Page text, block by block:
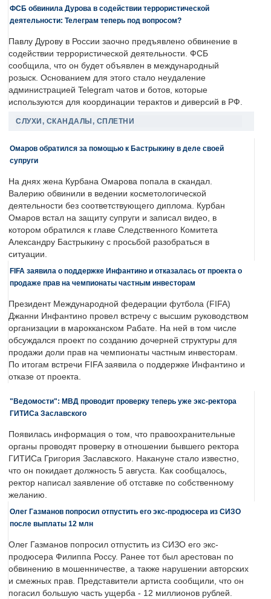
ФСБ обвинила Дурова в содействии террористической
деятельности: Телеграм теперь под вопросом?
Павлу Дурову в России заочно предъявлено обвинение в
содействии террористической деятельности. ФСБ
сообщила, что он будет объявлен в международный
розыск. Основанием для этого стало неудаление
администрацией Telegram чатов и ботов, которые
используются для координации терактов и диверсий в РФ.
СЛУХИ, СКАНДАЛЫ, СПЛЕТНИ
Омаров обратился за помощью к Бастрыкину в деле своей
супруги
На днях жена Курбана Омарова попала в скандал.
Валерию обвинили в ведении косметологической
деятельности без соответствующего диплома. Курбан
Омаров встал на защиту супруги и записал видео, в
котором обратился к главе Следственного Комитета
Александру Бастрыкину с просьбой разобраться в
ситуации.
FIFA заявила о поддержке Инфантино и отказалась от проекта о
продаже прав на чемпионаты частным инвесторам
Президент Международной федерации футбола (FIFA)
Джанни Инфантино провел встречу с высшим руководством
организации в марокканском Рабате. На ней в том числе
обсуждался проект по созданию дочерней структуры для
продажи доли прав на чемпионаты частным инвесторам.
По итогам встречи FIFA заявила о поддержке Инфантино и
отказе от проекта.
"Ведомости": МВД проводит проверку теперь уже экс-ректора
ГИТИСа Заславского
Появилась информация о том, что правоохранительные
органы проводят проверку в отношении бывшего ректора
ГИТИСа Григория Заславского. Накануне стало известно,
что он покидает должность 5 августа. Как сообщалось,
ректор написал заявление об отставке по собственному
желанию.
Олег Газманов попросил отпустить его экс-продюсера из СИЗО
после выплаты 12 млн
Олег Газманов попросил отпустить из СИЗО его экс-
продюсера Филиппа Россу. Ранее тот был арестован по
обвинению в мошенничестве, а также нарушении авторских
и смежных прав. Представители артиста сообщили, что он
погасил большую часть ущерба - 12 миллионов рублей.